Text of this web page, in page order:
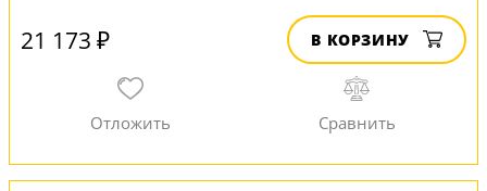
21 173 ₽ В КОРЗИНУ